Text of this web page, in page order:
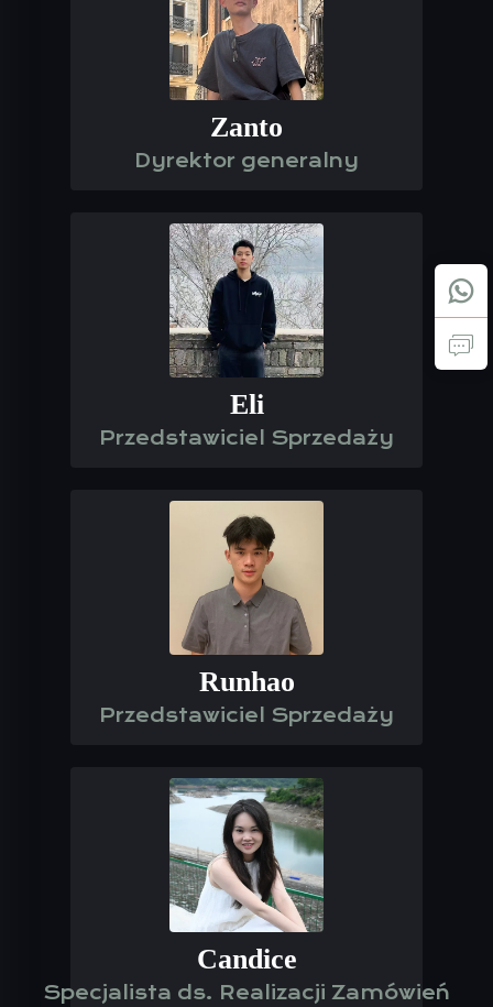
Zanto
Dyrektor generalny
Eli
Przedstawiciel Sprzedaży
Runhao
Przedstawiciel Sprzedaży
Candice
Specjalista ds. Realizacji Zamówień